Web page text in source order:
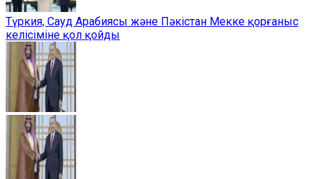
Түркия, Сауд Арабиясы және Пәкістан Мекке қорғаныс
келісіміне қол қойды